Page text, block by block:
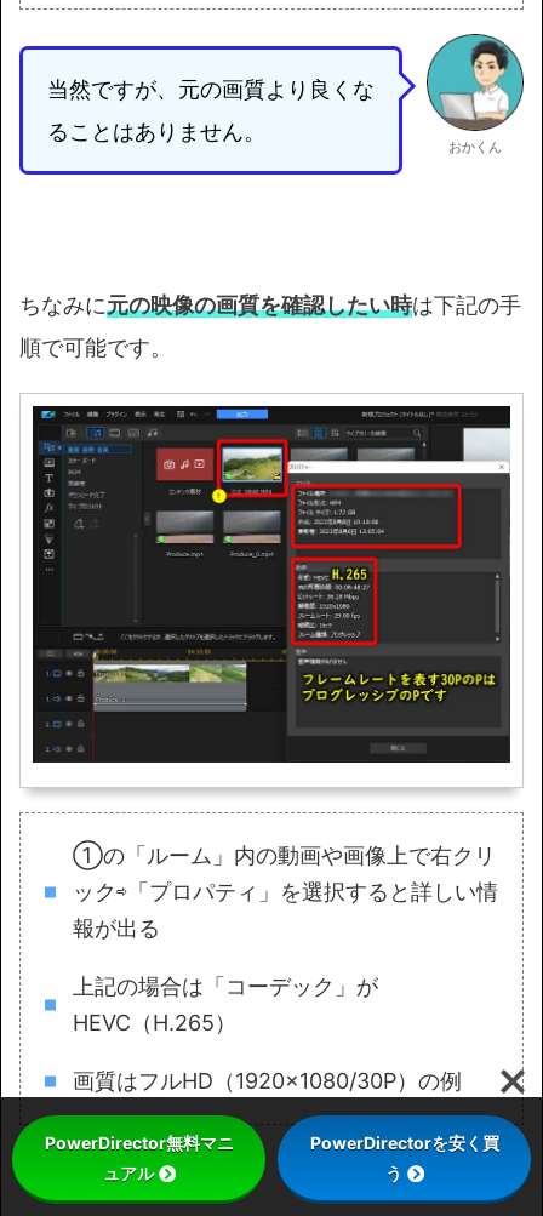
当然ですが、元の画質より良くな
ることはありません。
おかくん
ちなみに元の映像の画質を確認したい時は下記の手
順で可能です。
①の「ルーム」内の動画や画像上で右クリ
ック⇨「プロパティ」を選択すると詳しい情
報が出る
上記の場合は「コーデック」が
HEVC（H.265）
画質はフルHD（1920×1080/30P）の例
PowerDirector無料マニ
ュアル
PowerDirectorを安く買
う